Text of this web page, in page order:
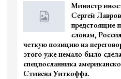
Министр
Сергей
предстоящие
словам,
четкую позицию на
этого уже немало было
спецпосланника
Стивена Уиткоффа.